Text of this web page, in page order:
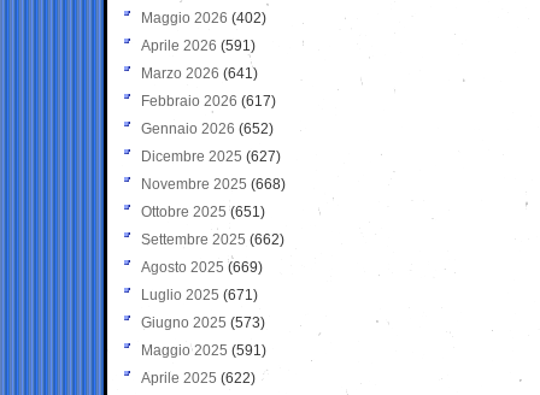
Maggio 2026 (402)
Aprile 2026 (591)
Marzo 2026 (641)
Febbraio 2026 (617)
Gennaio 2026 (652)
Dicembre 2025 (627)
Novembre 2025 (668)
Ottobre 2025 (651)
Settembre 2025 (662)
Agosto 2025 (669)
Luglio 2025 (671)
Giugno 2025 (573)
Maggio 2025 (591)
Aprile 2025 (622)